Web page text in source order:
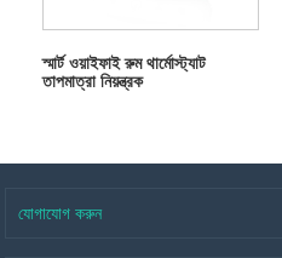
স্মার্ট ওয়াইফাই রুম থার্মোস্ট্যাট
তাপমাত্রা নিয়ন্ত্রক
যোগাযোগ করুন